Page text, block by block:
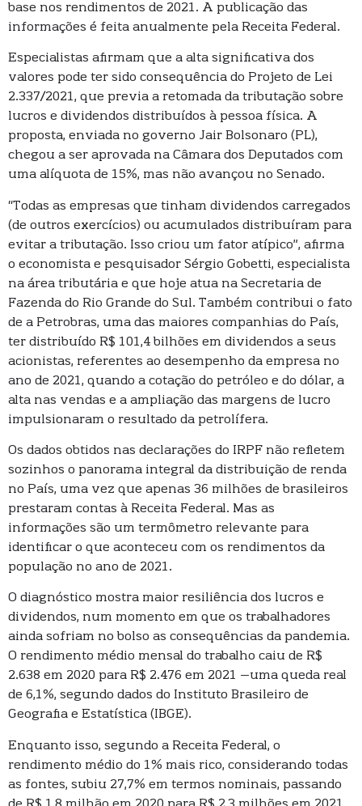
base nos rendimentos de 2021. A publicação das
informações é feita anualmente pela Receita Federal.
Especialistas afirmam que a alta significativa dos
valores pode ter sido consequência do Projeto de Lei
2.337/2021, que previa a retomada da tributação sobre
lucros e dividendos distribuídos à pessoa física. A
proposta, enviada no governo Jair Bolsonaro (PL),
chegou a ser aprovada na Câmara dos Deputados com
uma alíquota de 15%, mas não avançou no Senado.
“Todas as empresas que tinham dividendos carregados
(de outros exercícios) ou acumulados distribuíram para
evitar a tributação. Isso criou um fator atípico”, afirma
o economista e pesquisador Sérgio Gobetti, especialista
na área tributária e que hoje atua na Secretaria de
Fazenda do Rio Grande do Sul. Também contribui o fato
de a Petrobras, uma das maiores companhias do País,
ter distribuído R$ 101,4 bilhões em dividendos a seus
acionistas, referentes ao desempenho da empresa no
ano de 2021, quando a cotação do petróleo e do dólar, a
alta nas vendas e a ampliação das margens de lucro
impulsionaram o resultado da petrolífera.
Os dados obtidos nas declarações do IRPF não refletem
sozinhos o panorama integral da distribuição de renda
no País, uma vez que apenas 36 milhões de brasileiros
prestaram contas à Receita Federal. Mas as
informações são um termômetro relevante para
identificar o que aconteceu com os rendimentos da
população no ano de 2021.
O diagnóstico mostra maior resiliência dos lucros e
dividendos, num momento em que os trabalhadores
ainda sofriam no bolso as consequências da pandemia.
O rendimento médio mensal do trabalho caiu de R$
2.638 em 2020 para R$ 2.476 em 2021 –uma queda real
de 6,1%, segundo dados do Instituto Brasileiro de
Geografia e Estatística (IBGE).
Enquanto isso, segundo a Receita Federal, o
rendimento médio do 1% mais rico, considerando todas
as fontes, subiu 27,7% em termos nominais, passando